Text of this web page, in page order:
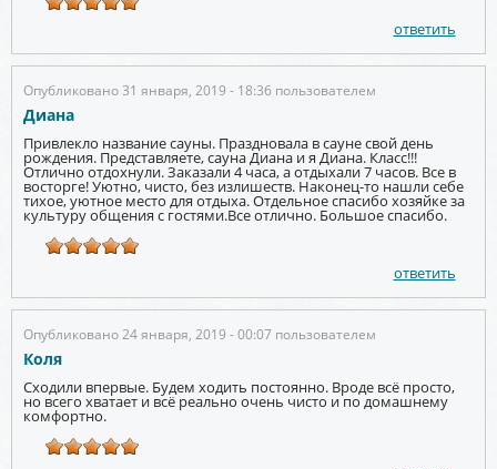
ответить
Опубликовано 31 января, 2019 - 18:36 пользователем
Диана
Привлекло название сауны. Праздновала в сауне свой день
рождения. Представляете, сауна Диана и я Диана. Класс!!!
Отлично отдохнули. Заказали 4 часа, а отдыхали 7 часов. Все в
восторге! Уютно, чисто, без излишеств. Наконец-то нашли себе
тихое, уютное место для отдыха. Отдельное спасибо хозяйке за
культуру общения с гостями.Все отлично. Большое спасибо.
ответить
Опубликовано 24 января, 2019 - 00:07 пользователем
Коля
Сходили впервые. Будем ходить постоянно. Вроде всё просто,
но всего хватает и всё реально очень чисто и по домашнему
комфортно.